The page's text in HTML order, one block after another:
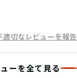
適切なレビューを報告
ーを全て見る